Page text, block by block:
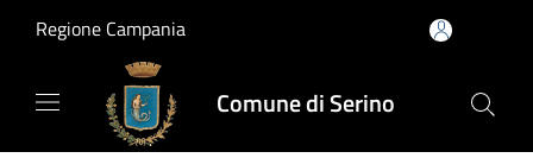
Regione Campania
Comune di Serino